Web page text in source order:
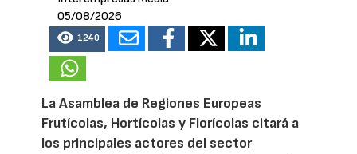
05/08/2026
1240
La Asamblea de Regiones Europeas
Frutícolas, Hortícolas y Florícolas citará a
los principales actores del sector